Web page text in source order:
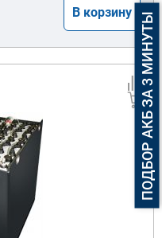
В корзину ПОДБОР АКБ ЗА 3 МИНУТЫ